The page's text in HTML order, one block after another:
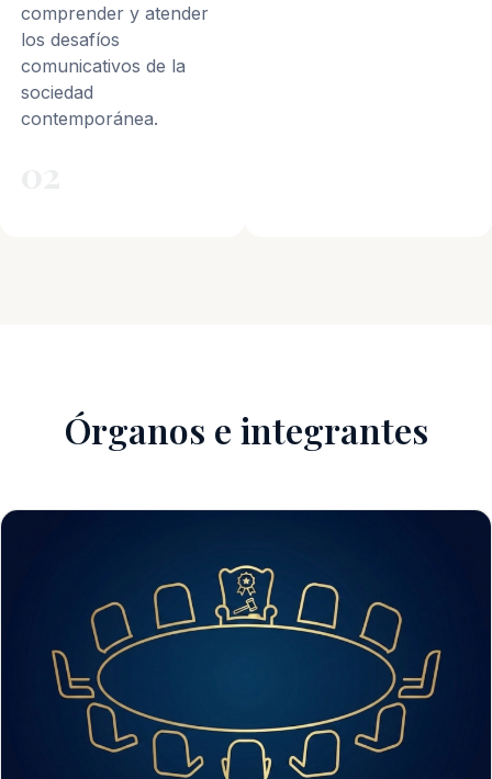
comprender y atender
los desafíos
comunicativos de la
sociedad
contemporánea.
Órganos e integrantes